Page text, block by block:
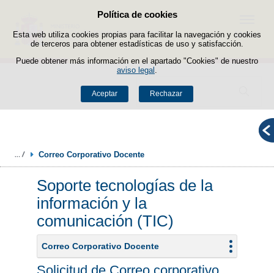
Política de cookies
Esta web utiliza cookies propias para facilitar la navegación y cookies
de terceros para obtener estadísticas de uso y satisfacción.
Puede obtener más información en el apartado "Cookies" de nuestro
aviso legal
Aceptar Rechazar
Saltar al contenido
Buscador
Menú
Correo Corporativo Docente
Soporte tecnologías de la
información y la
comunicación (TIC)
Correo Corporativo Docente